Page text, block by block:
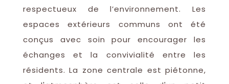
respectueux de l’environnement. Les
espaces extérieurs communs ont été
conçus avec soin pour encourager les
échanges et la convivialité entre les
résidents. La zone centrale est piétonne,